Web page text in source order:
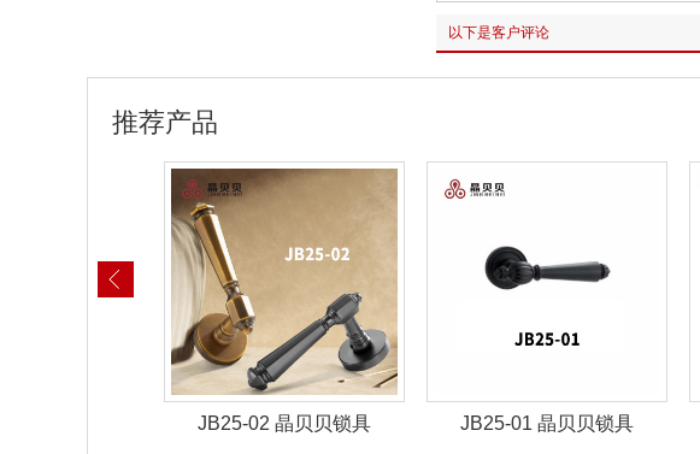
以下是客户评论
推荐产品
JB25-01 晶贝贝锁具 JB25-03 晶贝贝锁具